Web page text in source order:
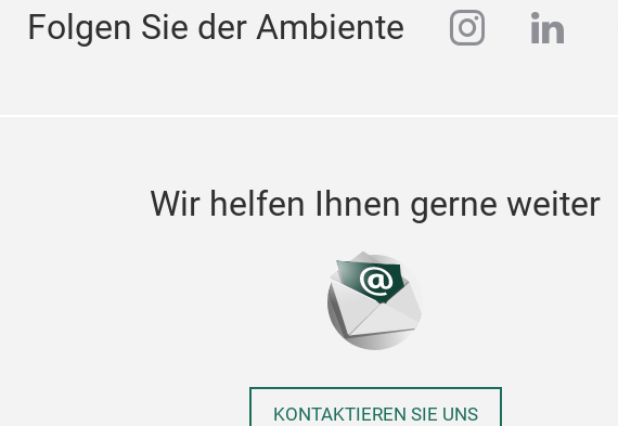
Folgen Sie der Ambiente
Wir helfen Ihnen gerne weiter
KONTAKTIEREN SIE UNS